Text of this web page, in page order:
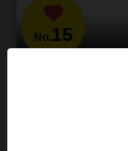
No.15